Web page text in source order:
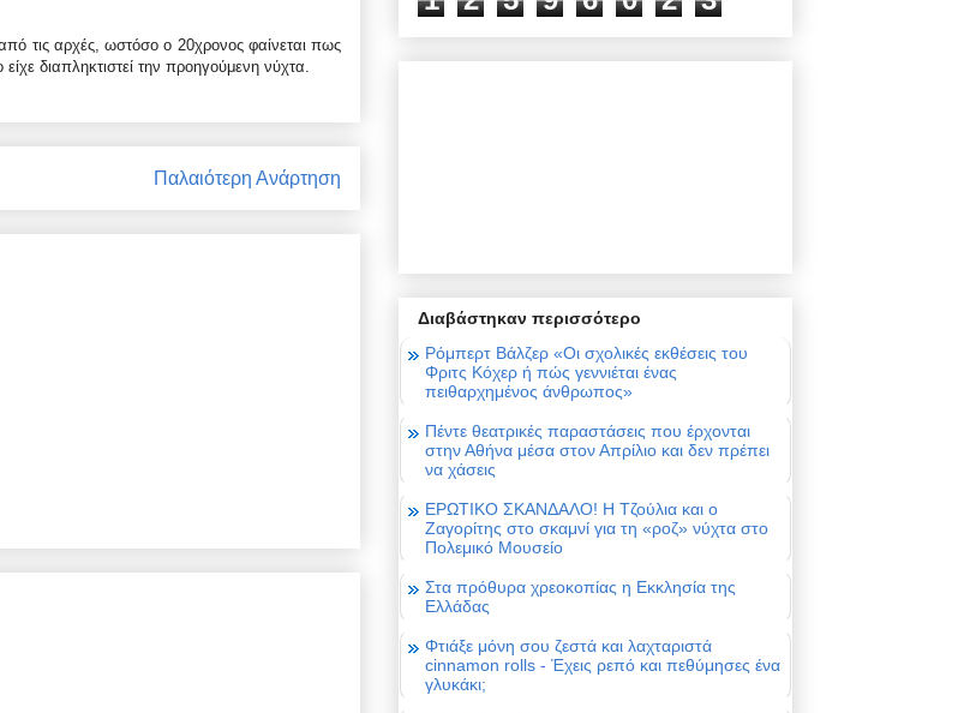
τις αρχές, ωστόσο ο 20χρονος φαίνεται πως
διαπληκτιστεί την προηγούμενη νύχτα.
Παλαιότερη Ανάρτηση
Διαβάστηκαν περισσότερο
Ρόμπερτ Βάλζερ «Οι σχολικές εκθέσεις του
Φριτς Κόχερ ή πώς γεννιέται ένας
πειθαρχημένος άνθρωπος»
Πέντε θεατρικές παραστάσεις που έρχονται
στην Αθήνα μέσα στον Απρίλιο και δεν πρέπει
να χάσεις
ΕΡΩΤΙΚΟ ΣΚΑΝΔΑΛΟ! Η Τζούλια και ο
Ζαγορίτης στο σκαμνί για τη «ροζ» νύχτα στο
Πολεμικό Μουσείο
Στα πρόθυρα χρεοκοπίας η Εκκλησία της
Ελλάδας
Φτιάξε μόνη σου ζεστά και λαχταριστά
cinnamon rolls - Έχεις ρεπό και πεθύμησες ένα
γλυκάκι;